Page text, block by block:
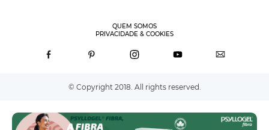
QUEM SOMOS
PRIVACIDADE & COOKIES
© Copyright 2018. All rights reserved.